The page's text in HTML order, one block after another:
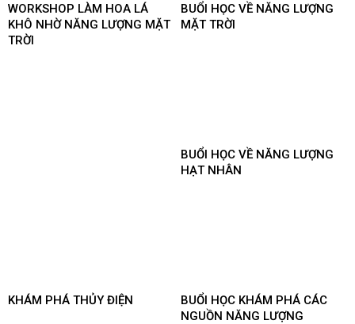
WORKSHOP LÀM HOA LÁ
KHÔ NHỜ NĂNG LƯỢNG MẶT
TRỜI
BUỔI HỌC VỀ NĂNG LƯỢNG
MẶT TRỜI
BUỔI HỌC VỀ NĂNG LƯỢNG
HẠT NHÂN
KHÁM PHÁ THỦY ĐIỆN
BUỔI HỌC KHÁM PHÁ CÁC
NGUỒN NĂNG LƯỢNG